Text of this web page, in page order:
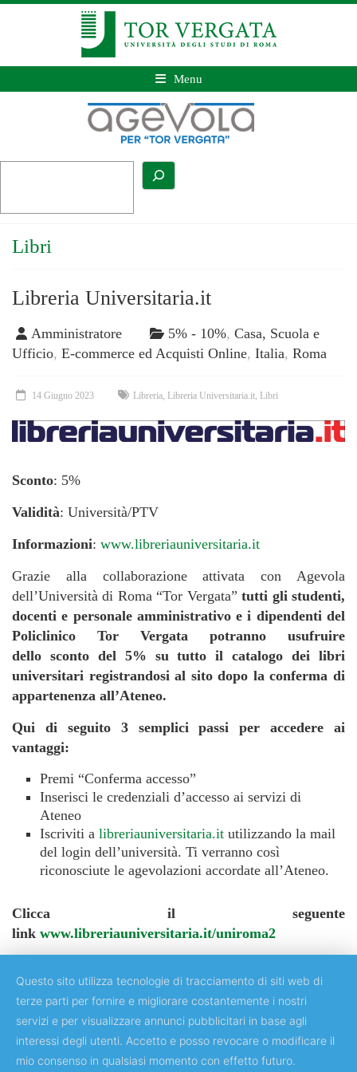
Menu
Libri
Libreria Universitaria.it
Amministratore 5% - 10%, Casa, Scuola e
Ufficio, E-commerce ed Acquisti Online, Italia, Roma
14 Giugno 2023 Libreria Libreria Universitaria.it Libri
Sconto: 5%
Validità: Università/PTV
Informazioni: www.libreriauniversitaria.it
Grazie alla collaborazione attivata con Agevola
dell’Università di Roma “Tor Vergata”tutti gli studenti,
docenti e personale amministrativo e i dipendenti del
Policlinico Tor Vergata potranno usufruire
dello sconto del 5% su tutto il catalogo dei libri
universitari registrandosi al sito dopo la conferma di
appartenenza all’Ateneo.
Qui di seguito 3 semplici passi per accedere ai
vantaggi:
Premi “Conferma accesso”
Inserisci le credenziali d’accesso ai servizi di
Ateneo
Iscriviti a libreriauniversitaria.it utilizzando la mail
del login dell’università. Ti verranno così
riconosciute le agevolazioni accordate all’Ateneo.
Clicca il seguente
link www.libreriauniversitaria.it/uniroma2
Copyright © 2018 Università degli Studi di Roma "Tor Vergata"
Questo sito utilizza tecnologie di tracciamento di siti web di
terze parti per fornire e migliorare costantemente i nostri
servizi e per visualizzare annunci pubblicitari in base agli
interessi degli utenti. Accetto e posso revocare o modificare il
mio consenso in qualsiasi momento con effetto futuro.